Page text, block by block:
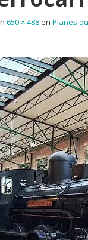
650 × 488en Planes